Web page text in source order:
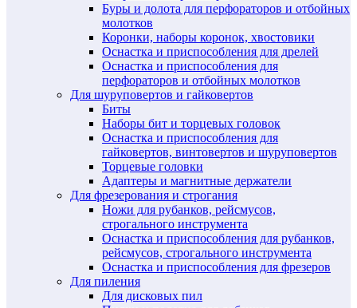
Буры и долота для перфораторов и отбойных
молотков
Коронки, наборы коронок, хвостовики
Оснастка и приспособления для дрелей
Оснастка и приспособления для
перфораторов и отбойных молотков
Для шуруповертов и гайковертов
Биты
Наборы бит и торцевых головок
Оснастка и приспособления для
гайковертов, винтовертов и шуруповертов
Торцевые головки
Адаптеры и магнитные держатели
Для фрезерования и строгания
Ножи для рубанков, рейсмусов,
строгального инструмента
Оснастка и приспособления для рубанков,
рейсмусов, строгального инструмента
Оснастка и приспособления для фрезеров
Для пиления
Для дисковых пил